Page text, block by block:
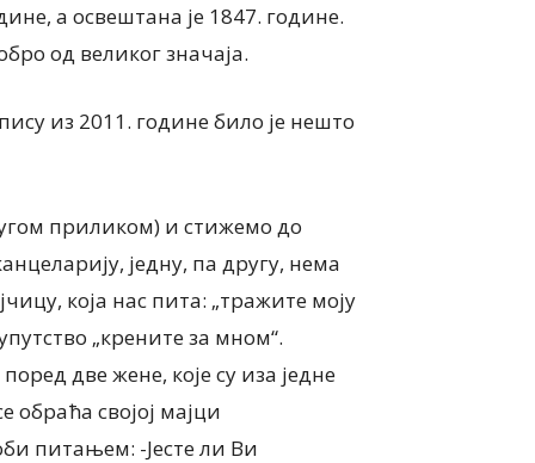
а освештана је 1847. године.
од великог значаја.
из 2011. године било је нешто
приликом) и стижемо до
једну, па другу, нема
која нас пита: „тражите моју
„крените за мном“.
две жене, које су иза једне
обраћа својој мајци
питањем: -Јесте ли Ви